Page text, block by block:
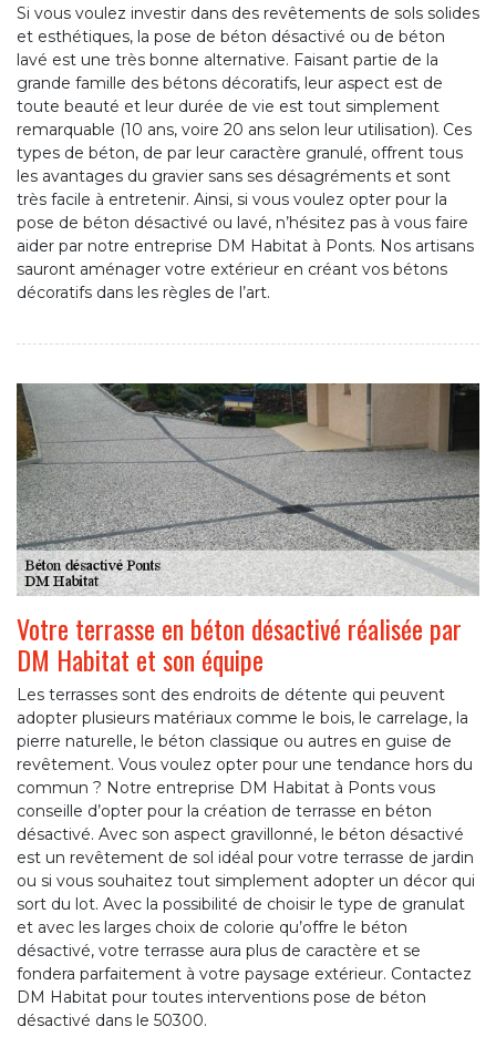
Si vous voulez investir dans des revêtements de sols solides
et esthétiques, la pose de béton désactivé ou de béton
lavé est une très bonne alternative. Faisant partie de la
grande famille des bétons décoratifs, leur aspect est de
toute beauté et leur durée de vie est tout simplement
remarquable (10 ans, voire 20 ans selon leur utilisation). Ces
types de béton, de par leur caractère granulé, offrent tous
les avantages du gravier sans ses désagréments et sont
très facile à entretenir. Ainsi, si vous voulez opter pour la
pose de béton désactivé ou lavé, n’hésitez pas à vous faire
aider par notre entreprise DM Habitat à Ponts. Nos artisans
sauront aménager votre extérieur en créant vos bétons
décoratifs dans les règles de l’art.
Votre terrasse en béton désactivé réalisée par
DM Habitat et son équipe
Les terrasses sont des endroits de détente qui peuvent
adopter plusieurs matériaux comme le bois, le carrelage, la
pierre naturelle, le béton classique ou autres en guise de
revêtement. Vous voulez opter pour une tendance hors du
commun ? Notre entreprise DM Habitat à Ponts vous
conseille d’opter pour la création de terrasse en béton
désactivé. Avec son aspect gravillonné, le béton désactivé
est un revêtement de sol idéal pour votre terrasse de jardin
ou si vous souhaitez tout simplement adopter un décor qui
sort du lot. Avec la possibilité de choisir le type de granulat
et avec les larges choix de colorie qu’offre le béton
désactivé, votre terrasse aura plus de caractère et se
fondera parfaitement à votre paysage extérieur. Contactez
DM Habitat pour toutes interventions pose de béton
désactivé dans le 50300.